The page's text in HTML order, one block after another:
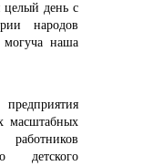
целый день с
народов
наша
масштабных
детского